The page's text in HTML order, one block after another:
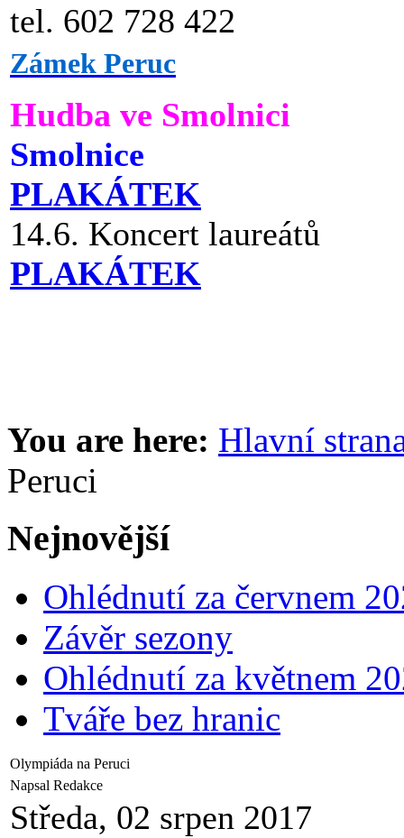
tel. 602 728 422
Zámek Peruc
Hudba ve Smolnici
Smolnice
PLAKÁTEK
14.6. Koncert laureátů
PLAKÁTEK
You are here: Hlavní
Peruci
Nejnovější
Ohlédnutí za červnem
Závěr sezony
Ohlédnutí za květnem
Tváře bez hranic
Olympiáda na Peruci
Napsal Redakce
Středa, 02 srpen 2017